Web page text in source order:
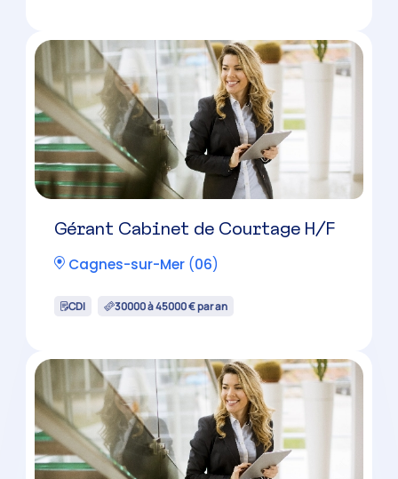
Gérant Cabinet de Courtage H/F
Cagnes-sur-Mer (06)
CDI 30000 à 45000 € par an